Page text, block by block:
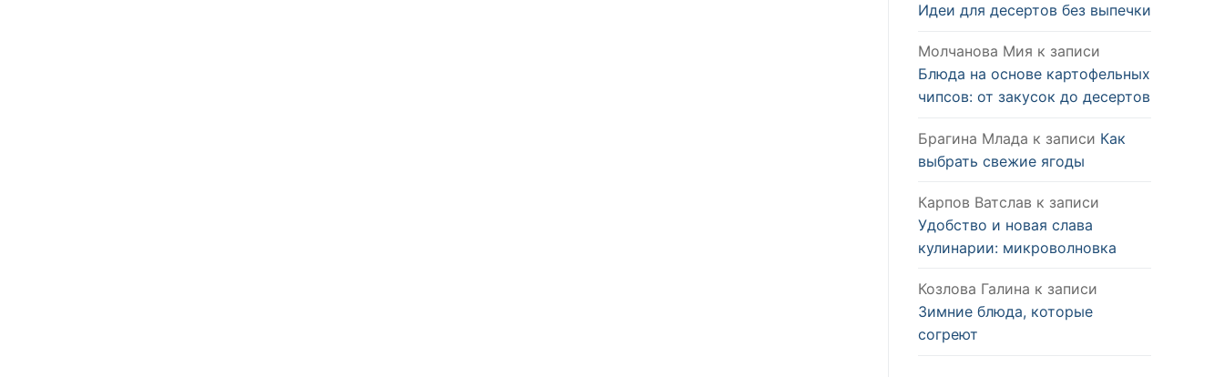
Идеи для десертов без выпечки
Молчанова Мия к записи
Блюда на основе картофельных
чипсов: от закусок до десертов
Брагина Млада к записи Как
выбрать свежие ягоды
Карпов Ватслав к записи
Удобство и новая слава
кулинарии: микроволновка
Козлова Галина к записи
Зимние блюда, которые
согреют